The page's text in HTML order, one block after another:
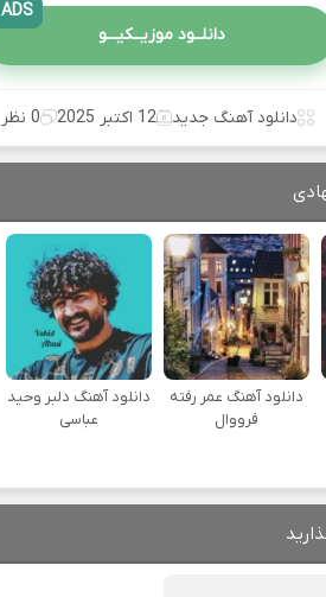
دانلــود موزیــکیـــو
ADS
دانلود آهنگ جدید 12 اکتبر 2025 0 نظر
دانلود آهنگ عمر رفته
فرووال
دانلود آهنگ دلبر وحید
عباسی